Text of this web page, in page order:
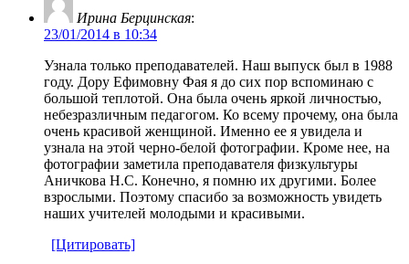
Ирина Берцинская:
23/01/2014 в 10:34
Узнала только преподавателей. Наш выпуск был в 1988
году. Дору Ефимовну Фая я до сих пор вспоминаю с
большой теплотой. Она была очень яркой личностью,
небезразличным педагогом. Ко всему прочему, она была
очень красивой женщиной. Именно ее я увидела и
узнала на этой черно-белой фотографии. Кроме нее, на
фотографии заметила преподавателя физкультуры
Аничкова Н.С. Конечно, я помню их другими. Более
взрослыми. Поэтому спасибо за возможность увидеть
наших учителей молодыми и красивыми.
[Цитировать]